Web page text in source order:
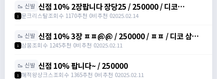
🥾 신발 신점 10% 2장팝니다 장당25 / 250000 / 디코
moonssue_14660
1 문크리스탈조회수 1170추천 0비추천 02025.02.14
🥾 신발 신점 10% 3장 ㅍㅍ@@ / 250000 / ㅍㅍ / 디코 삼뭄
#3153 추가 메세지 주세여
1 삼뭄조회수 1245추천 0비추천 02025.02.11
🥾 신발 신점 10% 팝니다~ / 250000
1 해적왕샹크스조회수 1365추천 0비추천 02025.02.11